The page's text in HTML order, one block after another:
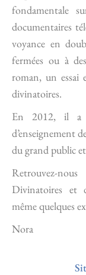
fondamentale
documentaires
voyance en
fermées ou à
roman, un essai
divinatoires.
En 2012, il a
d’enseignement
du grand public
Retrouvez-
Divinatoires et
même quelques
Nora